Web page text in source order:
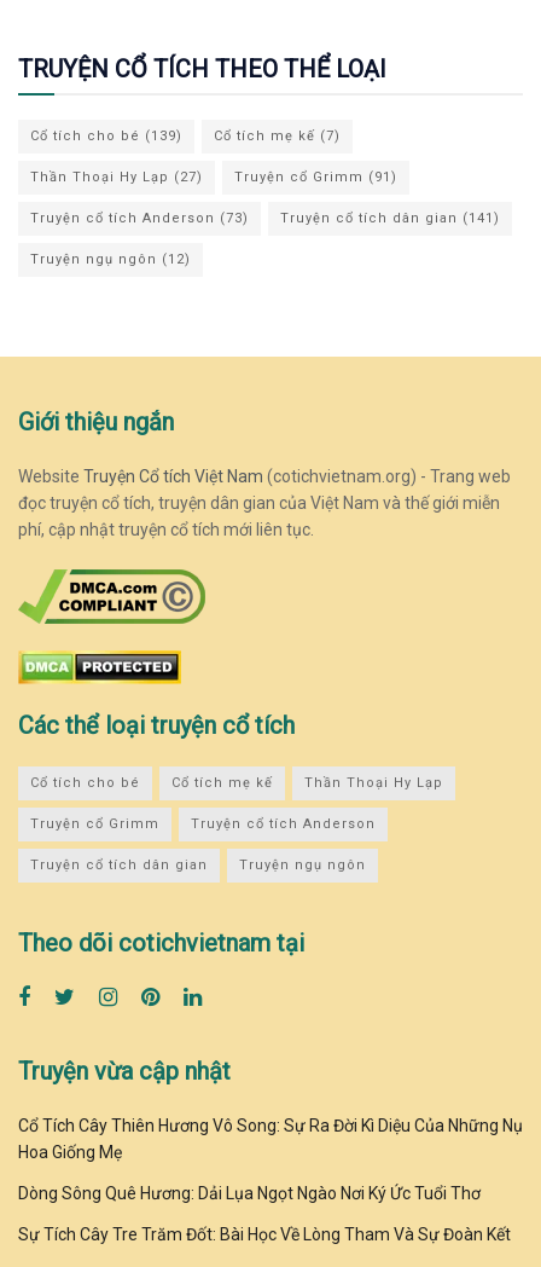
TRUYỆN CỔ TÍCH THEO THỂ LOẠI
Cổ tích cho bé (139) Cổ tích mẹ kế (7)
Thần Thoại Hy Lạp (27) Truyện cổ Grimm (91)
Truyện cổ tích Anderson (73) Truyện cổ tích dân gian (141)
Truyện ngụ ngôn (12)
Giới thiệu ngắn
Website Truyện Cổ tích Việt Nam (cotichvietnam.org) - Trang web
đọc truyện cổ tích, truyện dân gian của Việt Nam và thế giới miễn
phí, cập nhật truyện cổ tích mới liên tục.
Các thể loại truyện cổ tích
Cổ tích cho bé Cổ tích mẹ kế Thần Thoại Hy Lạp
Truyện cổ Grimm Truyện cổ tích Anderson
Truyện cổ tích dân gian Truyện ngụ ngôn
Theo dõi cotichvietnam tại
Truyện vừa cập nhật
Cổ Tích Cây Thiên Hương Vô Song: Sự Ra Đời Kì Diệu Của Những Nụ
Hoa Giống Mẹ
Dòng Sông Quê Hương: Dải Lụa Ngọt Ngào Nơi Ký Ức Tuổi Thơ
Sự Tích Cây Tre Trăm Đốt: Bài Học Về Lòng Tham Và Sự Đoàn Kết